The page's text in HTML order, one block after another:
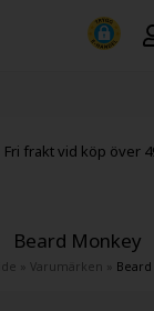
Beard Monkey
Varumärken